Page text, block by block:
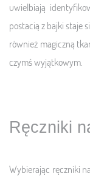
uwielbiają
postacią z bajki staje
również magiczną
czymś wyjątkowym.
Ręczniki
Wybierając ręczniki